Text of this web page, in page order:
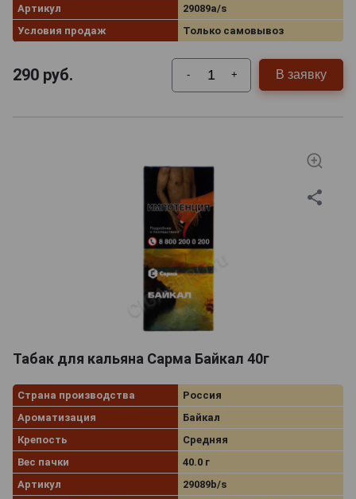
Артикул
29089a/s
Условия продаж
Только самовывоз
290 руб. - + В заявку
Табак для кальяна Сарма Байкал 40г
Страна производства
Россия
Ароматизация
Байкал
Крепость
Средняя
Вес пачки
40.0 г
Артикул
29089b/s